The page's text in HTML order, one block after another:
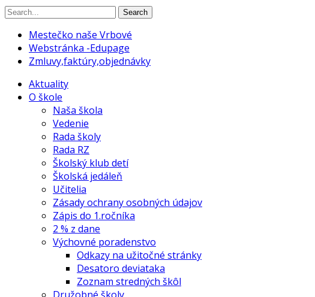
Search
Mestečko naše Vrbové
Webstránka -Edupage
Zmluvy,faktúry,objednávky
Aktuality
O škole
Naša škola
Vedenie
Rada školy
Rada RZ
Školský klub detí
Školská jedáleň
Učitelia
Zásady ochrany osobných údajov
Zápis do 1.ročníka
2 % z dane
Výchovné poradenstvo
Odkazy na užitočné stránky
Desatoro deviataka
Zoznam stredných škôl